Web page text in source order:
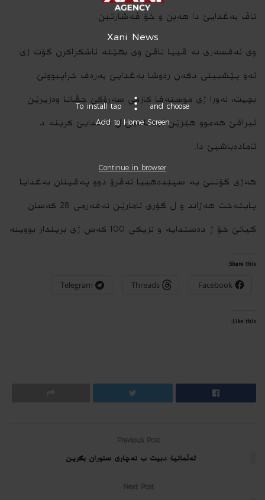
ناڤ به‌غدایێ دا هه‌بن و خۆ ڤه‌شارتبن.
وى ئه‌فسه‌رى نه ‌ڤییا ناڤێ وى بهێته‌ ئاشكراكرن گۆت ژى:
ئه‌و پێشبینى دكه‌ن ره‌وشا به‌غدایێ به‌ره‌ف خراپبوونێ
بچیت، له‌ورا ژى موسته‌فا كازمى سه‌رۆكێ جڤاتا وه‌زیرێن
ئیراقێ هه‌موو هێزێن ئێمناهیێ ل به‌غدایێ كرینه‌ د
ئاماده‌باشیێ دا.
هه‌ژى گۆتنێ یه‌ سپێده‌هییا ئه‌ڤرۆ دوو په‌قینان به‌غدایا
پایته‌خت هه‌ژاند و ل گۆرى ئامارێن نه‌فه‌رمى 28 كه‌سان
گیانێ خۆ ژ ده‌ستدایه‌ و نزیكى 100 كه‌س ژى بریندار بووینه‌
Share this:
Facebook
Threads
Telegram
Like this:
Previous Post
ئەڵمانیا: دبیت ب نه‌چاری سنوران بگرین
Next Post
Xani News
To install tap
and choose
Add to Home Screen
Continue in browser